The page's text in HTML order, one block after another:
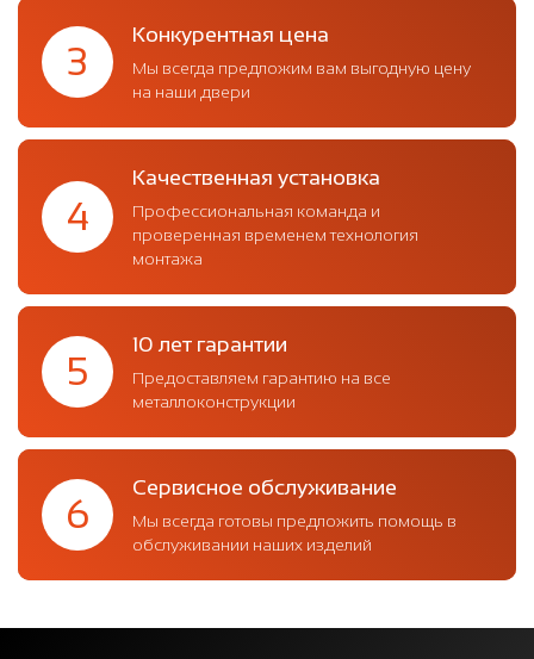
3
Конкурентная цена
Мы всегда предложим вам выгодную цену
на наши двери
4
Качественная установка
Профессиональная команда и
проверенная временем технология
монтажа
5
10 лет гарантии
Предоставляем гарантию на все
металлоконструкции
6
Сервисное обслуживание
Мы всегда готовы предложить помощь в
обслуживании наших изделий